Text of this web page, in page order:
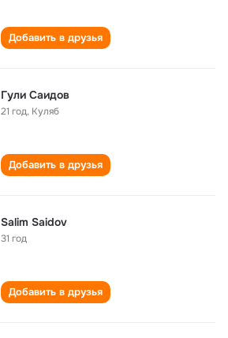
Добавить в друзья
Гули Саидов
21 год, Куляб
Добавить в друзья
Salim Saidov
31 год
Добавить в друзья